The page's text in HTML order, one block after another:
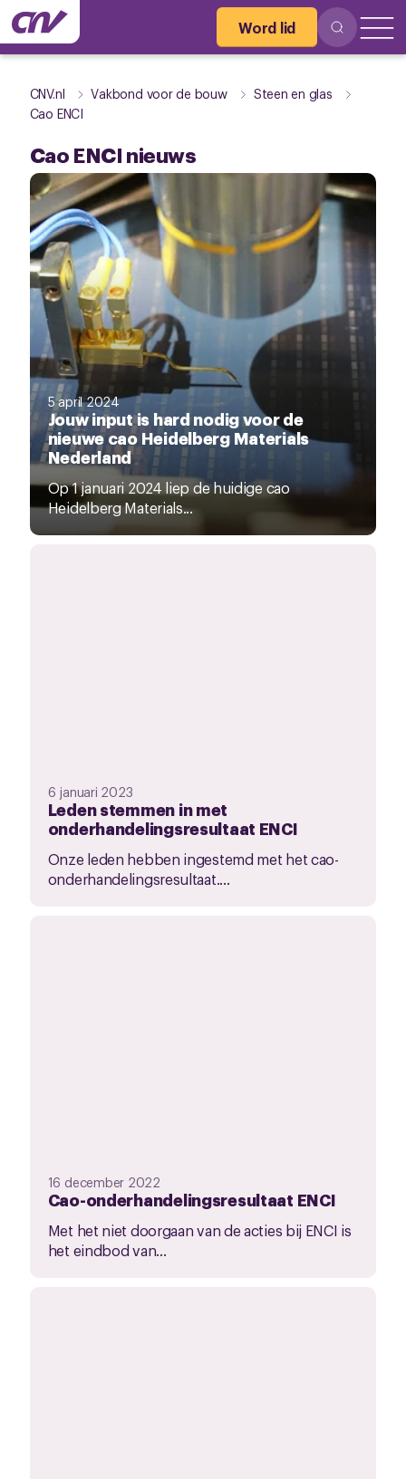
Word lid
CNV.nl Vakbond voor de bouw
Steen en glas
Cao ENCI
Cao ENCI nieuws
5 april 2024
Jouw input is hard nodig voor de
nieuwe cao Heidelberg Materials
Nederland
Op 1 januari 2024 liep de huidige cao
Heidelberg Materials...
6 januari 2023
Leden stemmen in met
onderhandelingsresultaat ENCI
Onze leden hebben ingestemd met het cao-
onderhandelingsresultaat....
16 december 2022
Cao-onderhandelingsresultaat ENCI
Met het niet doorgaan van de acties bij ENCI is
het eindbod van...